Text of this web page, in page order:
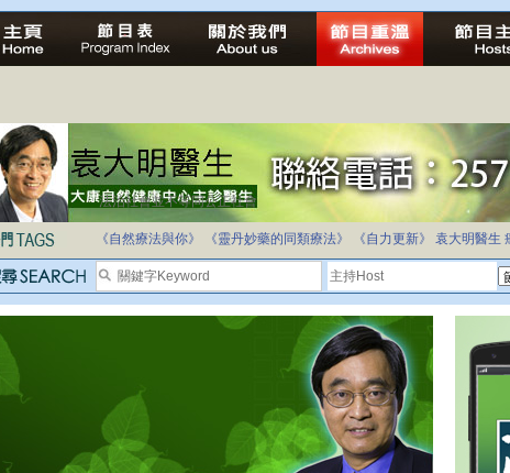
法治社會並不等同公正社會
自家教育合法化-推動多元化教育，全民學卷制
《自然療法與你》
《靈丹妙藥的同類療法》 《自力更新》 袁大明醫生